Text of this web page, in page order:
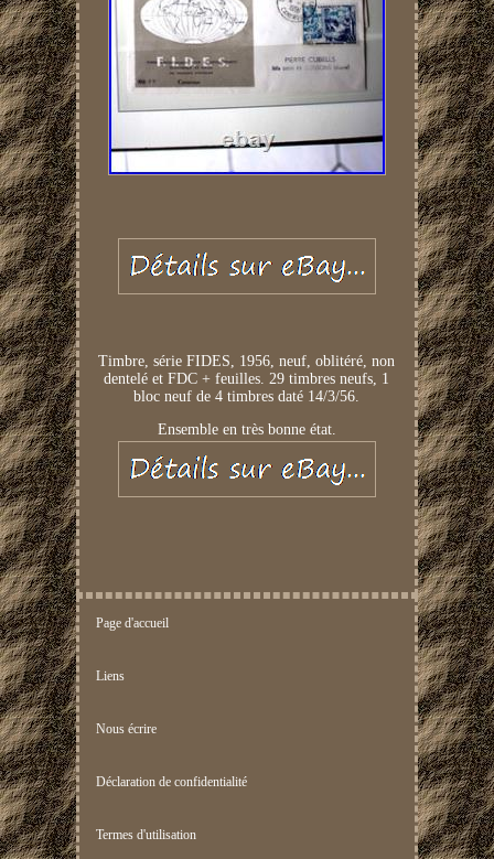
Timbre, série FIDES, 1956, neuf, oblitéré, non
dentelé et FDC + feuilles. 29 timbres neufs, 1
bloc neuf de 4 timbres daté 14/3/56.
Ensemble en très bonne état.
Page d'accueil
Liens
Nous écrire
Déclaration de confidentialité
Termes d'utilisation